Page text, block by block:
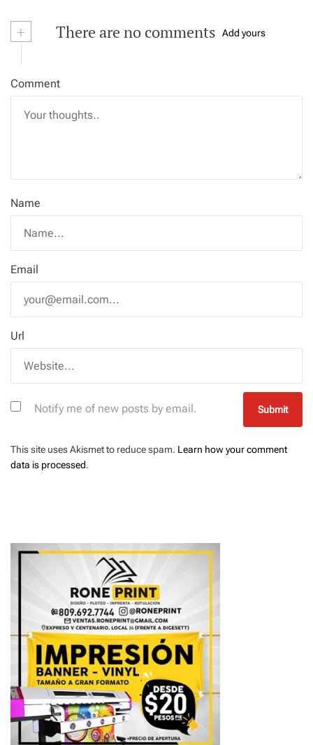
+ There are no comments Add yours
Comment
Name
Email
Url
Notify me of new posts by email.
This site uses Akismet to reduce spam. Learn how your comment
data is processed.